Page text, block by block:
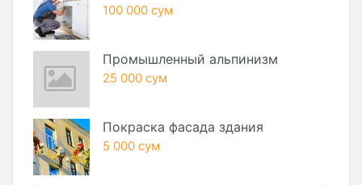
100 000 сум
Промышленный альпинизм
25 000 сум
Покраска фасада здания
5 000 сум